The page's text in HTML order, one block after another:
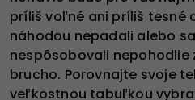
príliš voľné ani príliš tesné
náhodou nepadali alebo
nespôsobovali nepohodlie
brucho. Porovnajte svoje
veľkostnou tabuľkou